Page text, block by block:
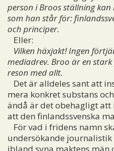
person i Broos ställning
som han står för:
och principer.
Eller:
Vilken häxjakt! Ingen
mediadrev. Broo är en
reson med allt.
Det är alldeles sant att
mera konkret substans
ändå är det obehagligt att
att den finlandssvenska
För vad i fridens namn
undersökande journalistik
ibland syna maktens män